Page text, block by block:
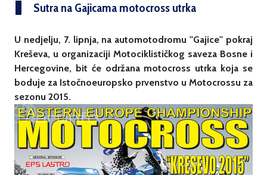
Sutra na Gajicama motocross utrka
U nedjelju, 7. lipnja, na automotodromu ''Gajice'' pokraj
Kreševa, u organizaciji Motociklističkog saveza Bosne i
Hercegovine, bit će održana motocross utrka koja se
boduje za Istočnoeuropsko prvenstvo u Motocrossu za
sezonu 2015.